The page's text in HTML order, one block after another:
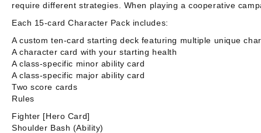
require different strategies. When playing a cooperative
Each 15-cardCharacter Pack includes:
A custom ten-card starting deck featuring multiple unique
A character card with your starting health
A class-specific minor ability card
A class-specific major ability card
Two score cards
Rules
Fighter [Hero Card]
Shoulder Bash (Ability)